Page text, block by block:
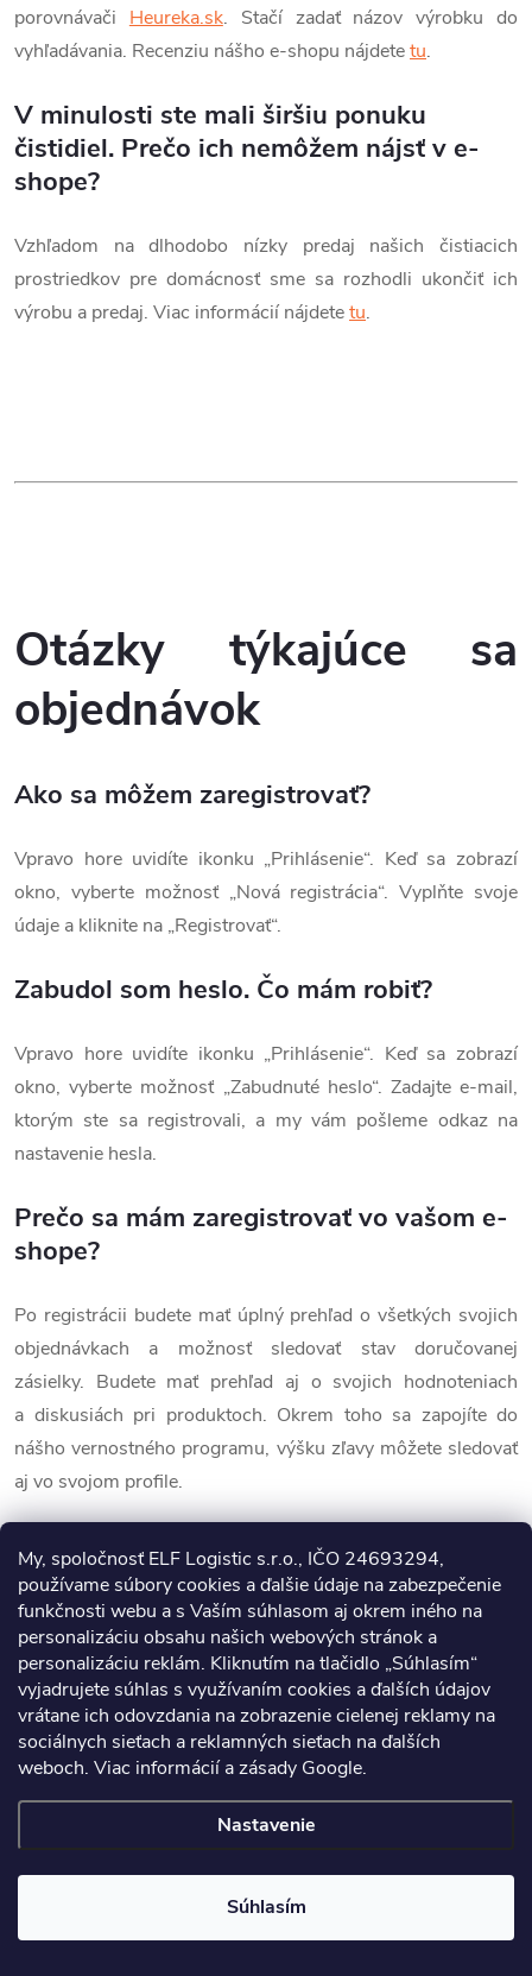
My, spoločnosť ELF Logistic s.r.o., IČO 24693294,
používame súbory cookies a ďalšie údaje na zabezpečenie
funkčnosti webu a s Vaším súhlasom aj okrem iného na
personalizáciu obsahu našich webových stránok a
personalizáciu reklám. Kliknutím na tlačidlo „Súhlasím“
vyjadrujete súhlas s využívaním cookies a ďalších údajov
vrátane ich odovzdania na zobrazenie cielenej reklamy na
sociálnych sieťach a reklamných sieťach na ďalších
weboch. Viac informáciíazásady Google.
Nastavenie
Súhlasím
porovnávači Heureka.sk. Stačí zadať názov výrobku do
vyhľadávania. Recenziu nášho e-shopu nájdetetu.
V minulosti ste mali širšiu ponuku
čistidiel. Prečo ich nemôžem nájsť v e-
shope?
Vzhľadom na dlhodobo nízky predaj našich čistiacich
prostriedkov pre domácnosť sme sa rozhodli ukončiť ich
výrobu a predaj. Viac informácií nájdetetu.
Otázky týkajúce sa
objednávok
Ako sa môžem zaregistrovať?
Vpravo hore uvidíte ikonku „Prihlásenie“. Keď sa zobrazí
okno, vyberte možnosť „Nová registrácia“. Vyplňte svoje
údaje a kliknite na „Registrovať“.
Zabudol som heslo. Čo mám robiť?
Vpravo hore uvidíte ikonku „Prihlásenie“. Keď sa zobrazí
okno, vyberte možnosť „Zabudnuté heslo“. Zadajte e-mail,
ktorým ste sa registrovali, a my vám pošleme odkaz na
nastavenie hesla.
Prečo sa mám zaregistrovať vo vašom e-
shope?
Po registrácii budete mať úplný prehľad o všetkých svojich
objednávkach a možnosť sledovať stav doručovanej
zásielky. Budete mať prehľad aj o svojich hodnoteniach
a diskusiách pri produktoch. Okrem toho sa zapojíte do
nášho vernostného programu, výšku zľavy môžete sledovať
aj vo svojom profile.
Niektorý z krokov v objednávke ma
nechce pustiť ďalej. Čo mám robiť?
Skontrolujte, či nepoužívate problematický webový
prehliadač. Tým býva spravidla Internet Explorer.
Odporúčame používať Chrome, Mozilla Firefox alebo Safari.
Ak problém pretrváva, kontaktujte nás prostredníctvom
info@inproducts.skalebo mobilu +420 778 544 000. K
dispozícii sme každý pracovný deň od 9:00 do 16:00 hod.
Každý problém vyriešime tak, aby ste boli maximálne
spokojní.
Zľavový kupón nefunguje, čo mám robiť?